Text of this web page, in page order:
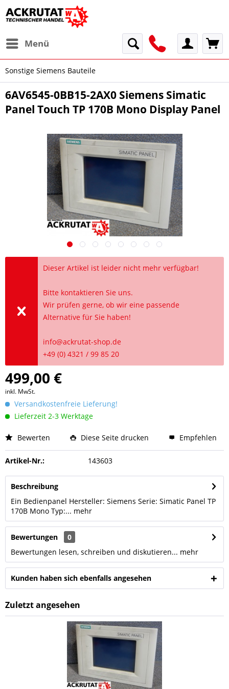
Menü
Sonstige Siemens Bauteile
6AV6545-0BB15-2AX0 Siemens Simatic
Panel Touch TP 170B Mono Display Panel
Dieser Artikel ist leider nicht mehr verfügbar!
Bitte kontaktieren Sie uns.
Wir prüfen gerne, ob wir eine passende
Alternative für Sie haben!
info@ackrutat-shop.de
+49 (0) 4321 / 99 85 20
499,00 €
inkl. MwSt.
Versandkostenfreie Lieferung!
Lieferzeit 2-3 Werktage
Bewerten Diese Seite drucken Empfehlen
Artikel-Nr.: 143603
Beschreibung
Ein Bedienpanel Hersteller: Siemens Serie: Simatic Panel TP
170B Mono Typ:... mehr
Bewertungen
0
Bewertungen lesen, schreiben und diskutieren... mehr
Kunden haben sich ebenfalls angesehen
Zuletzt angesehen